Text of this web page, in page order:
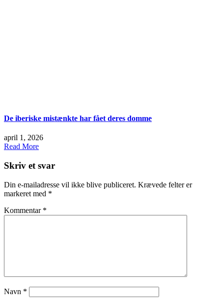
De iberiske mistænkte har fået deres domme
april 1, 2026
Read More
Skriv et svar
Din e-mailadresse vil ikke blive publiceret. Krævede felter er
markeret med *
Kommentar *
Navn *